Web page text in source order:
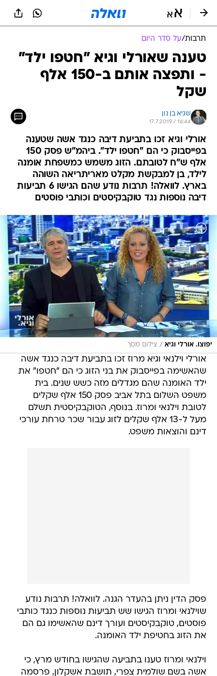
תרבות/על סדר היום
טענה שאורלי וגיא "חטפו ילד"
- ותפצה אותם ב-150 אלף
שקל
שגיא בן נון
17.7.2019 / 16:44
אורלי וגיא זכו בתביעת דיבה כנגד אשה שטענה
בפייסבוק כי הם "חטפו ילד". ביהמ"ש פסק 150
אלף ש"ח לטובתם. הזוג משמש כמשפחת אומנה
לילד, בן למבקשת מקלט מאריתריאה השוהה
בארץ. לוואלה! תרבות נודע שהם הגישו 6 תביעות
דיבה נוספות נגד טוקבקיסטים וכותבי פוסטים
יפוצו. אורלי וגיא / צילום מסך
אורלי וילנאי וגיא מרוז זכו בתביעת דיבה כנגד אשה
שהאשימה בפייסבוק את בני הזוג כי הם "חטפו" את
ילד האומנה שהם מגדלים מזה כשש שנים. בית
משפט השלום בתל אביב פסק 150 אלף שקלים
לטובת וילנאי ומרוז. בנוסף, הטוקבקיסטית תשלם
מעל ל-13 אלף שקלים לזוג עבור שכר טרחת עורכי
דינם והוצאות משפט.
פסק הדין ניתן בהעדר הגנה. לוואלה! תרבות נודע
שוילנאי ומרוז הגישו שש תביעות נוספות כנגד כותבי
פוסטים, טוקבקיסטים ועורך דינם שהאשימו גם הם
את הזוג בחטיפת ילד האומנה.
וילנאי ומרוז טענו בתביעה שהגישו בחודש מרץ, כי
אשה בשם שולמית צפרי, תושבת אשקלון, פרסמה